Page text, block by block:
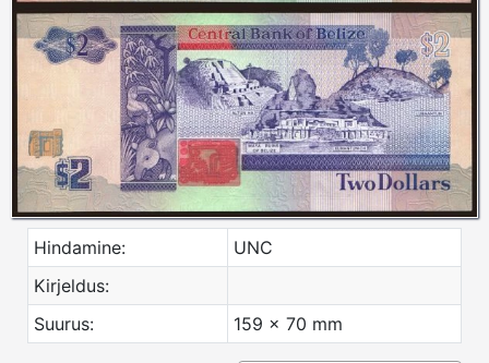
Hindamine:
UNC
Kirjeldus:
Suurus:
159 x 70 mm